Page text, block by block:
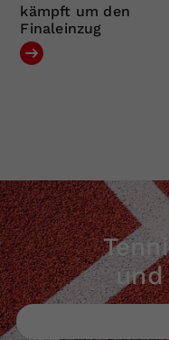
kämpft um den
Finaleinzug